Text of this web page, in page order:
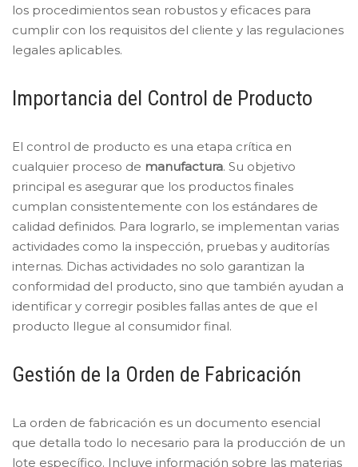
los procedimientos sean robustos y eficaces para
cumplir con los requisitos del cliente y las regulaciones
legales aplicables.
Importancia del Control de Producto
El control de producto es una etapa crítica en
cualquier proceso de manufactura. Su objetivo
principal es asegurar que los productos finales
cumplan consistentemente con los estándares de
calidad definidos. Para lograrlo, se implementan varias
actividades como la inspección, pruebas y auditorías
internas. Dichas actividades no solo garantizan la
conformidad del producto, sino que también ayudan a
identificar y corregir posibles fallas antes de que el
producto llegue al consumidor final.
Gestión de la Orden de Fabricación
La orden de fabricación es un documento esencial
que detalla todo lo necesario para la producción de un
lote específico. Incluye información sobre las materias